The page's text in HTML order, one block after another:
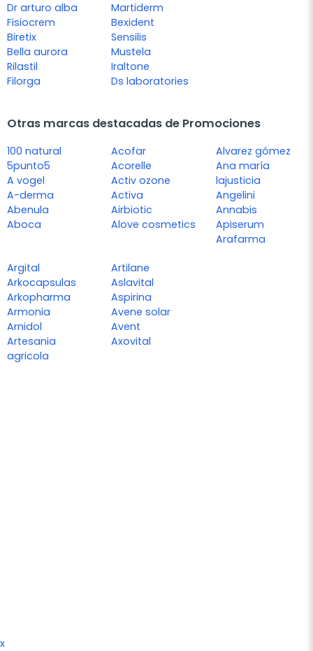
Dr arturo alba
Fisiocrem
Biretix
Bella aurora
Rilastil
Filorga
Martiderm
Bexident
Sensilis
Mustela
Iraltone
Ds laboratories
Otras marcas destacadas de Promociones
100 natural
5punto5
A vogel
A-derma
Abenula
Aboca
Acofar
Acorelle
Activ ozone
Activa
Airbiotic
Alove cosmetics
Alvarez gómez
Ana maría
lajusticia
Angelini
Annabis
Apiserum
Arafarma
Argital
Arkocapsulas
Arkopharma
Armonia
Arnidol
Artesania
agricola
Artilane
Aslavital
Aspirina
Avene solar
Avent
Axovital
x